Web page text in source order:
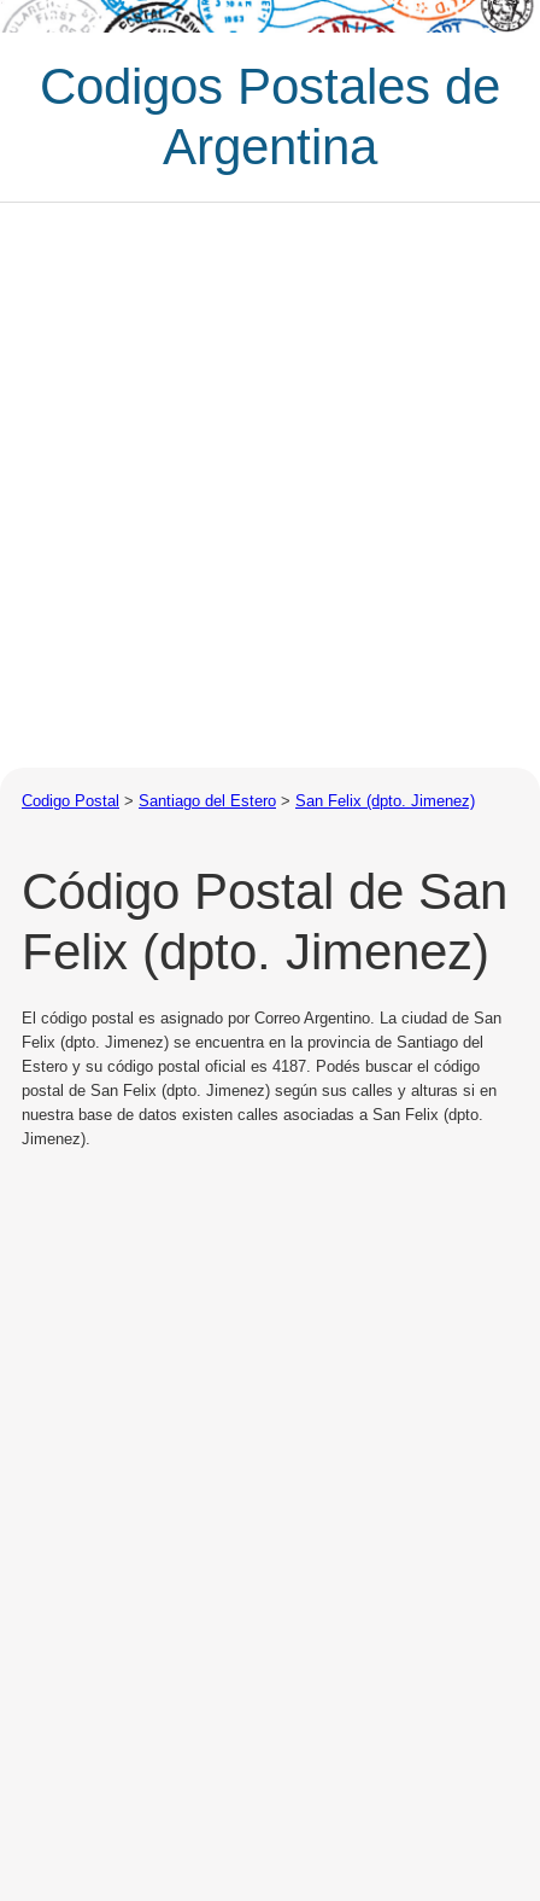
Codigos Postales de
Argentina
Codigo Postal > Santiago del Estero > San Felix (dpto. Jimenez)
Código Postal de San
Felix (dpto. Jimenez)
El código postal es asignado por Correo Argentino. La ciudad de San
Felix (dpto. Jimenez) se encuentra en la provincia de Santiago del
Estero y su código postal oficial es 4187. Podés buscar el código
postal de San Felix (dpto. Jimenez) según sus calles y alturas si en
nuestra base de datos existen calles asociadas a San Felix (dpto.
Jimenez).